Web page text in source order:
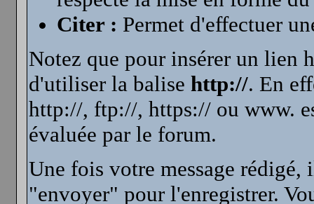
Citer : Permet d'effectuer
Notez que pour insérer un lien
d'utiliser la balise http://. En
http://, ftp://, https:// ou www.
évaluée par le forum.
Une fois votre message
"envoyer" pour l'enregistrer.